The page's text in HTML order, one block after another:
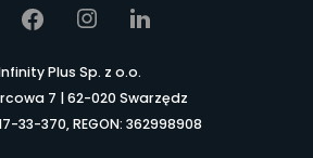
Plus Sp. z o.o.
7 | 62-020 Swarzędz
33-370, REGON: 362998908